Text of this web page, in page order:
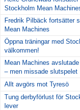
Stockholm Mean
Fredrik Pilbäck fortsätter
Mean Machines
Öppna träningar med
välkommen!
Mean Machines
– men missade slutspelet
Allt avgörs mot Tyresö
Tung derbyförlust för
lever